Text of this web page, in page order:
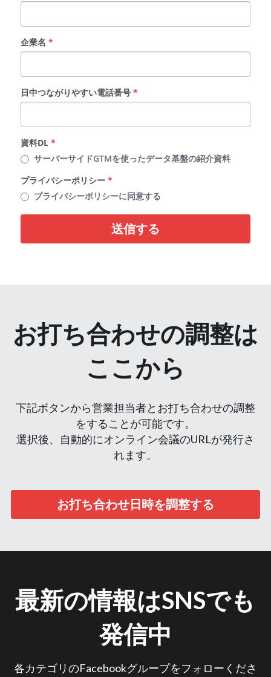
企業名 *
日中つながりやすい電話番号*
資料DL*
サーバーサイドGTMを使ったデータ基盤の紹介資料
プライバシーポリシー*
プライバシーポリシーに同意する
送信する
お打ち合わせの調整は
ここから
下記ボタンから営業担当者とお打ち合わせの調整
をすることが可能です。
選択後、自動的にオンライン会議のURLが発行さ
れます。
お打ち合わせ日時を調整する
最新の情報はSNSでも
発信中
各カテゴリのFacebookグループをフォローくださ